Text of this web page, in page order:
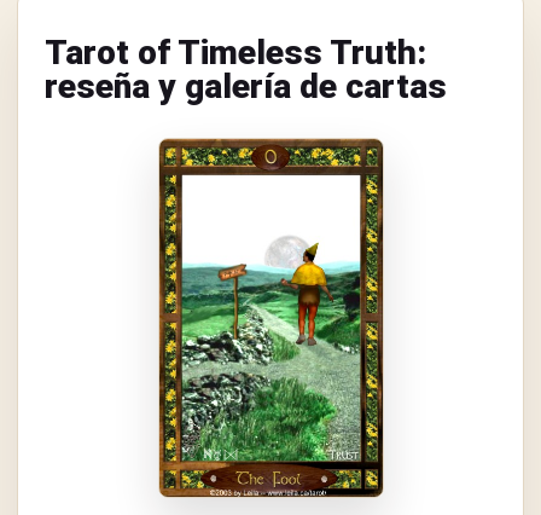
Tarot of Timeless Truth:
reseña y galería de cartas